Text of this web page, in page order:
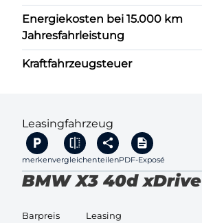
Energiekosten bei 15.000 km
Jahresfahrleistung
Kraftfahrzeugsteuer
Leasingfahrzeug
merkenvergleichenteilenPDF-Exposé
BMW X3 40d xDrive
Barpreis Leasing